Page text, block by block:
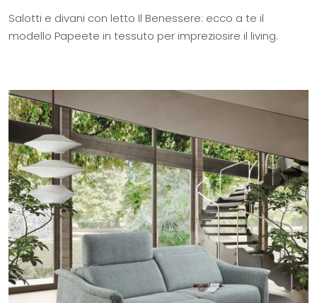
Salotti e divani con letto Il Benessere: ecco a te il
modello Papeete in tessuto per impreziosire il living.